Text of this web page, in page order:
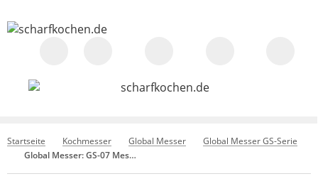
Startseite Kochmesser Global Messer
Global Messer GS-Serie
Global Messer: GS-07 Messer zum Hacken und Auswerfen